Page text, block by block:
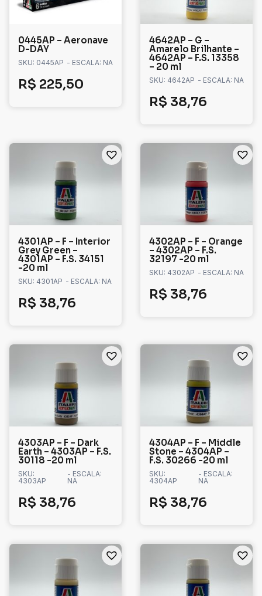
0445AP – Aeronave
D-DAY
SKU: 0445AP - ESCALA: NA
R$ 225,50
4642AP – G –
Amarelo Brilhante –
4642AP – F.S. 13358
– 20 ml
SKU: 4642AP - ESCALA: NA
R$ 38,76
4301AP – F – Interior
Grey Green –
4301AP – F.S. 34151
-20 ml
SKU: 4301AP - ESCALA: NA
R$ 38,76
4302AP – F – Orange
– 4302AP – F.S.
32197 -20 ml
SKU: 4302AP - ESCALA: NA
R$ 38,76
4303AP – F – Dark
Earth – 4303AP – F.S.
30118 -20 ml
SKU:
4303AP
- ESCALA:
NA
R$ 38,76
4304AP – F – Middle
Stone – 4304AP –
F.S. 30266 -20 ml
SKU:
4304AP
- ESCALA:
NA
R$ 38,76